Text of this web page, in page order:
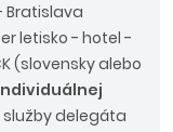
Bratislava
letisko - hotel -
(slovensky alebo
delegáta